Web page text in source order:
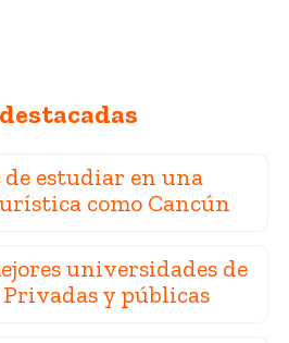
de estudiar en una
como Cancún
universidades de
y públicas